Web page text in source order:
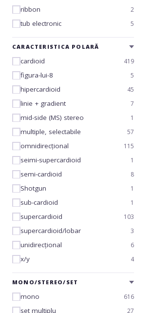
ribbon 2
tub electronic 5
CARACTERISTICA POLARĂ
cardioid 419
figura-lui-8 5
hipercardioid 45
linie + gradient 7
mid-side (MS) stereo 1
multiple, selectabile 57
omnidirecțional 115
seimi-supercardioid 1
semi-cardioid 8
Shotgun 1
sub-cardioid 1
supercardioid 103
supercardioid/lobar 3
unidirecțional 6
x/y 4
MONO/STEREO/SET
mono 616
set multiplu 27